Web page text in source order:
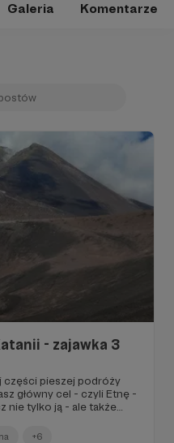
Galeria Komentarze
- zajawka 3
pieszej podróży
główny cel - czyli Etnę -
nie tylko ją - ale także
+6